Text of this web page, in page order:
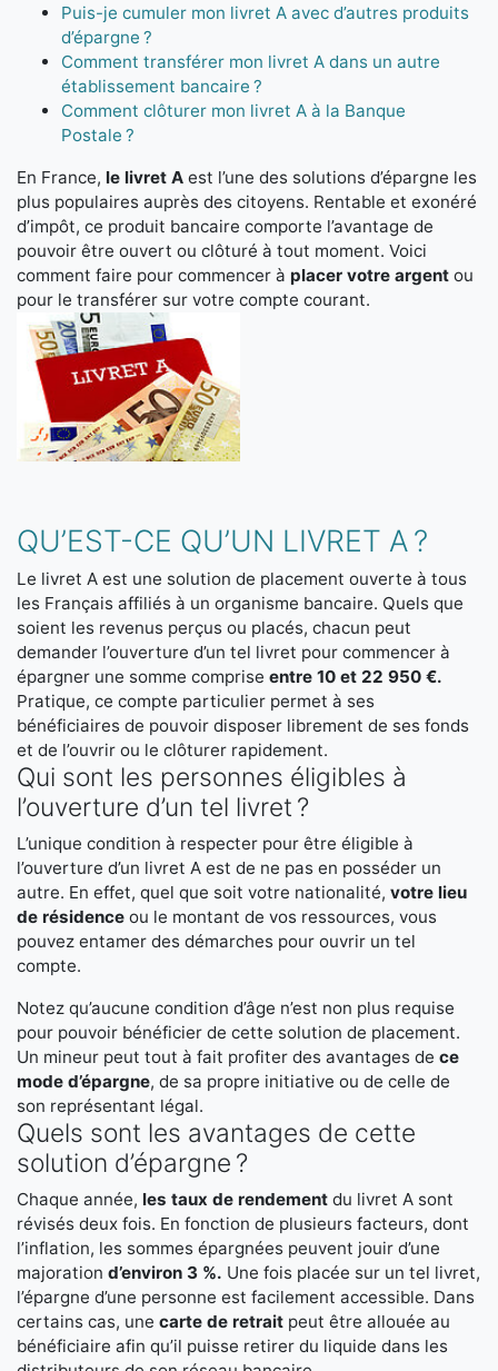
Puis-je cumuler mon livret A avec d’autres produits
d’épargne ?
Comment transférer mon livret A dans un autre
établissement bancaire ?
Comment clôturer mon livret A à la Banque
Postale ?
En France, le livret A est l’une des solutions d’épargne les
plus populaires auprès des citoyens. Rentable et exonéré
d’impôt, ce produit bancaire comporte l’avantage de
pouvoir être ouvert ou clôturé à tout moment. Voici
comment faire pour commencer à placer votre argent ou
pour le transférer sur votre compte courant.
QU’EST-CE QU’UN LIVRET A ?
Le livret A est une solution de placement ouverte à tous
les Français affiliés à un organisme bancaire. Quels que
soient les revenus perçus ou placés, chacun peut
demander l’ouverture d’un tel livret pour commencer à
épargner une somme comprise entre 10 et 22 950 €.
Pratique, ce compte particulier permet à ses
bénéficiaires de pouvoir disposer librement de ses fonds
et de l’ouvrir ou le clôturer rapidement.
Qui sont les personnes éligibles à
l’ouverture d’un tel livret ?
L’unique condition à respecter pour être éligible à
l’ouverture d’un livret A est de ne pas en posséder un
autre. En effet, quel que soit votre nationalité, votre lieu
de résidence ou le montant de vos ressources, vous
pouvez entamer des démarches pour ouvrir un tel
compte.
Notez qu’aucune condition d’âge n’est non plus requise
pour pouvoir bénéficier de cette solution de placement.
Un mineur peut tout à fait profiter des avantages de ce
mode d’épargne, de sa propre initiative ou de celle de
son représentant légal.
Quels sont les avantages de cette
solution d’épargne ?
Chaque année, les taux de rendement du livret A sont
révisés deux fois. En fonction de plusieurs facteurs, dont
l’inflation, les sommes épargnées peuvent jouir d’une
majoration d’environ 3 %. Une fois placée sur un tel livret,
l’épargne d’une personne est facilement accessible. Dans
certains cas, une carte de retrait peut être allouée au
bénéficiaire afin qu’il puisse retirer du liquide dans les